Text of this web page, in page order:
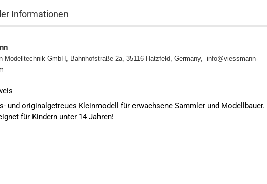
Informationen
Modelltechnik GmbH, Bahnhofstraße 2a, 35116 Hatzfeld, Germany, info@viessmann-
und originalgetreues Kleinmodell für erwachsene Sammler und Modellbauer.
für Kindern unter 14 Jahren!